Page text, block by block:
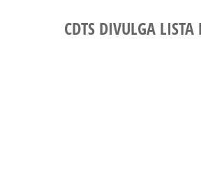
CDTS DIVULGA LISTA